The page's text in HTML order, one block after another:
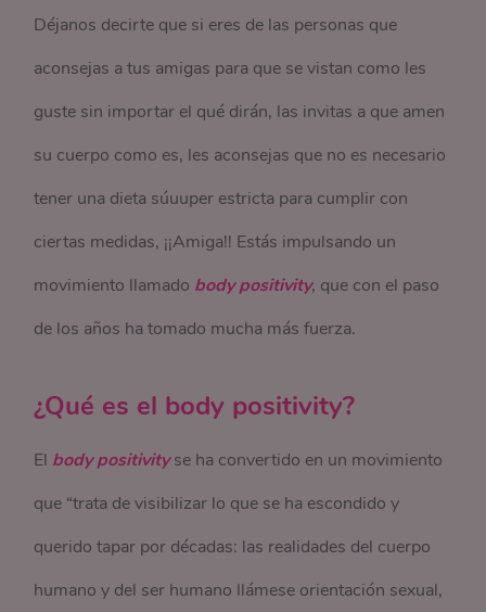
Déjanos decirte que si eres de las personas que
aconsejas a tus amigas para que se vistan como les
guste sin importar el qué dirán, las invitas a que amen
su cuerpo como es, les aconsejas que no es necesario
tener una dieta súuuper estricta para cumplir con
ciertas medidas, ¡¡Amiga!! Estás impulsando un
movimiento llamado body positivity, que con el paso
de los años ha tomado mucha más fuerza.
¿Qué es el body positivity?
El body positivityse ha convertido en un movimiento
que “trata de visibilizar lo que se ha escondido y
querido tapar por décadas: las realidades del cuerpo
humano y del ser humano llámese orientación sexual,